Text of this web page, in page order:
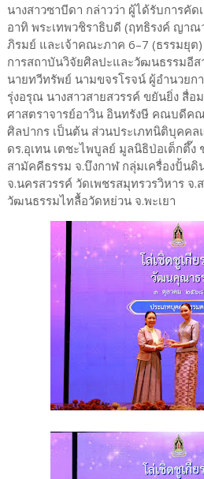
นางสาวซาบีดา กล่าวว่า ผู้ได้รับการคั
อาทิ พระเทพวชิราธิบดี (ฤทธิรงค์ ญาณ
ภิรมย์ และเจ้าคณะภาค 6–7 (ธรรมยุต
การสถาบันวิจัยศิลปะและวัฒนธรรมอี
นายทวีทรัพย์ นามขจรโรจน์ ผู้อำนวย
รุ่งอรุณ นางสาวสายสวรรค์ ขยันยิ่ง สื่อ
ศาสตราจารย์อาวิน อินทรังษี คณบดี
ศิลปากร เป็นต้น ส่วนประเภทนิติบุคค
ดร.อุเทน เตชะไพบูลย์ มูลนิธิป่อเต็กตึ๊
สามัคคีธรรม จ.บึงกาฬ กลุ่มเครื่องปั้น
จ.นครสวรรค์ วัดเพชรสมุทรวรวิหาร จ
วัฒนธรรมไทลื้อวัดหย่วน จ.พะเยา